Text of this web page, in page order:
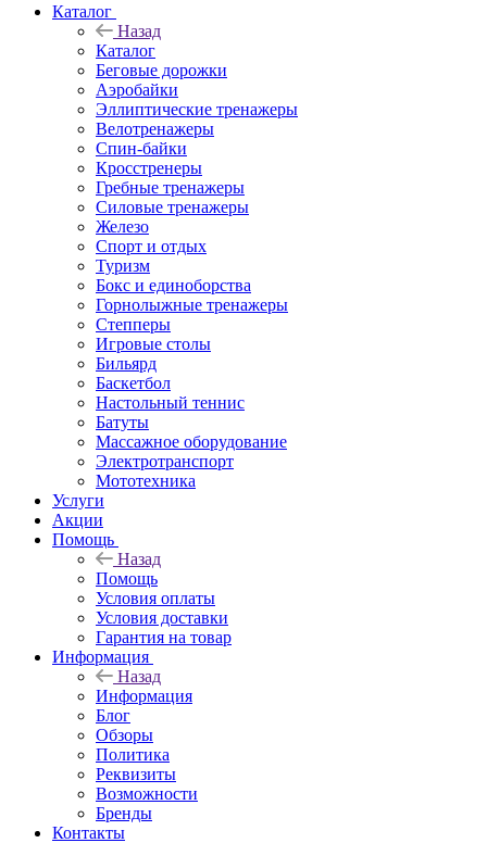
Каталог
Назад
Каталог
Беговые дорожки
Аэробайки
Эллиптические тренажеры
Велотренажеры
Спин-байки
Кросстренеры
Гребные тренажеры
Силовые тренажеры
Железо
Спорт и отдых
Туризм
Бокс и единоборства
Горнолыжные тренажеры
Степперы
Игровые столы
Бильярд
Баскетбол
Настольный теннис
Батуты
Массажное оборудование
Электротранспорт
Мототехника
Услуги
Акции
Помощь
Назад
Помощь
Условия оплаты
Условия доставки
Гарантия на товар
Информация
Назад
Информация
Блог
Обзоры
Политика
Реквизиты
Возможности
Бренды
Контакты